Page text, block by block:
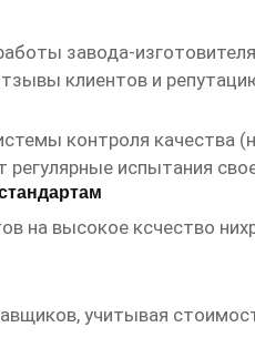
завода-
клиентов и
контроля качества
испытания
на высокое ксчество
учитывая